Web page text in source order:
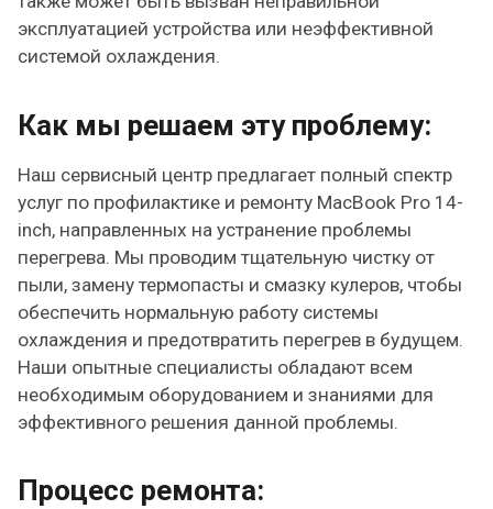
эксплуатацией устройства или неэффективной
системой охлаждения.
Как мы решаем эту проблему:
Наш сервисный центр предлагает полный спектр
услуг по профилактике и ремонту MacBook Pro 14-
inch, направленных на устранение проблемы
перегрева. Мы проводим тщательную чистку от
пыли, замену термопасты и смазку кулеров, чтобы
обеспечить нормальную работу системы
охлаждения и предотвратить перегрев в будущем.
Наши опытные специалисты обладают всем
необходимым оборудованием и знаниями для
эффективного решения данной проблемы.
Процесс ремонта: